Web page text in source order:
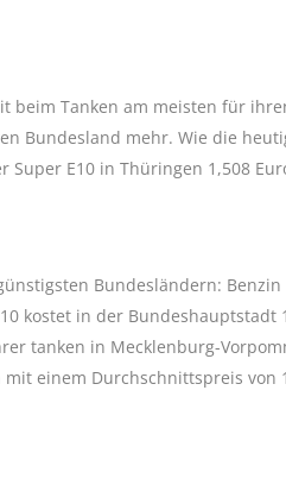
beim Tanken am meisten für
Bundesland mehr. Wie die
E10 in Thüringen 1,508
Bundesländern:
kostet in der Bundeshauptstadt
tanken in Mecklenburg-
einem Durchschnittspreis von